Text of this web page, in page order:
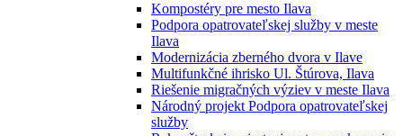
Kompostéry pre mesto Ilava
Podpora opatrovateľskej služby v meste
Ilava
Modernizácia zberného dvora v Ilave
Multifunkčné ihrisko Ul. Štúrova, Ilava
Riešenie migračných výziev v meste Ilava
Národný projekt Podpora opatrovateľskej
služby